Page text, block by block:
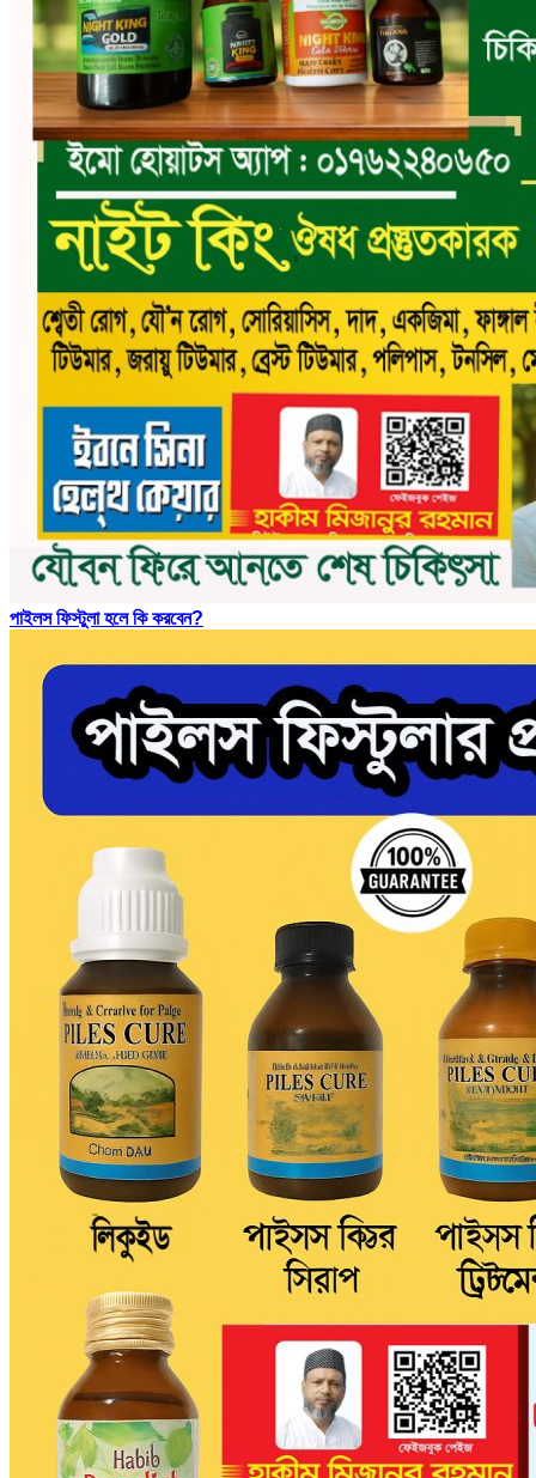
পাইলস ফিস্টুলা হলে কি করবেন?